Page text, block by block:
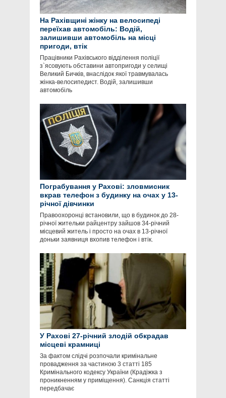
На Рахівщині жінку на велосипеді
переїхав автомобіль: Водій,
залишивши автомобіль на місці
пригоди, втік
Працівники Рахівського відділення поліції
з`ясовують обставини автопригоди у селищі
Великий Бичків, внаслідок якої травмувалась
жінка-велосипедист. Водій, залишивши
автомобіль
Пограбування у Рахові: зловмисник
вкрав телефон з будинку на очах у 13-
річної дівчинки
Правоохоронці встановили, що в будинок до 28-
річної жительки райцентру зайшов 34-річний
місцевий житель і просто на очах в 13-річної
доньки заявниця вхопив телефон і втік.
У Рахові 27-річний злодій обкрадав
місцеві крамниці
За фактом слідчі розпочали кримінальне
провадження за частиною 3 статті 185
Кримінального кодексу України (Крадіжка з
проникненням у приміщення). Санкція статті
передбачає